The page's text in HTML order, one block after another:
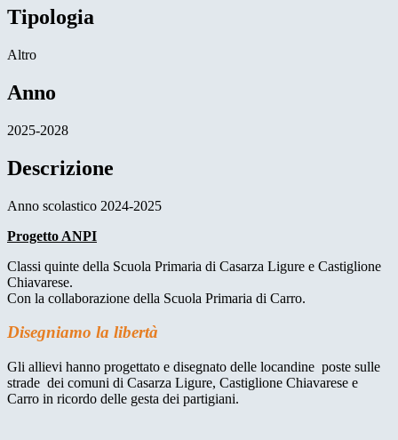
Tipologia
Altro
Anno
2025-2028
Descrizione
Anno scolastico 2024-2025
Progetto ANPI
Classi quinte della Scuola Primaria di Casarza Ligure e Castiglione
Chiavarese.
Con la collaborazione della Scuola Primaria di Carro.
Disegniamo la libertà
Gli allievi hanno progettato e disegnato delle locandine poste sulle
strade dei comuni di Casarza Ligure, Castiglione Chiavarese e
Carro in ricordo delle gesta dei partigiani.